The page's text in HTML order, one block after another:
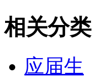
相关分类
应届生